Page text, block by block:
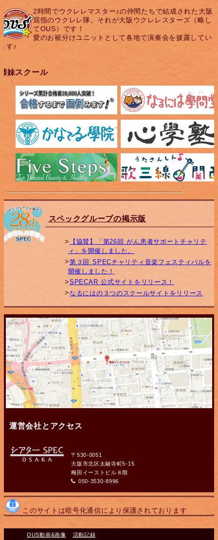
2時間でウクレレマスター♪の仲間たちで結成された大阪
屈指のウクレレ隊。それが大阪ウクレレスターズ（略し
てOUS）です！
愛のお裾分けユニットとして各地で演奏会を披露してい
す♪
妹スクール
スペックグループの掲示版
【協賛】「第26回 がん患者サポートチャリテ
ィ」を開催しました。
第３回 SPECチャリティ音楽フェスティバルを
開催しました！
SPECAR 公式サイトをリリース！
なるにはの３つのスクールサイトをリリース
運営会社とアクセス
〒530-0051
大阪市北区太融寺町5-15
梅田イーストビル８階
050-3530-8996
このサイトは暗号化通信により保護されております
OUS動画&画像 活動記録